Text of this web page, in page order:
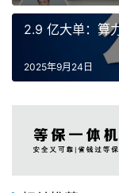
2.9 亿大单：算
2025年9月24日